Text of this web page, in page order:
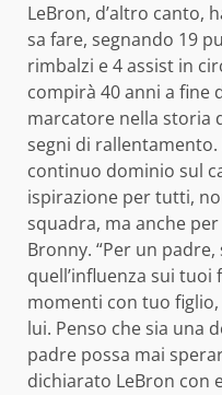
LeBron, d’altro canto,
sa fare, segnando 19
rimbalzi e 4 assist in
compirà 40 anni a fine
marcatore nella storia
segni di rallentamento.
continuo dominio sul
ispirazione per tutti,
squadra, ma anche
Bronny. “Per un
quell’influenza sui tuoi
momenti con tuo
lui. Penso che sia una
padre possa mai
dichiarato LeBron con